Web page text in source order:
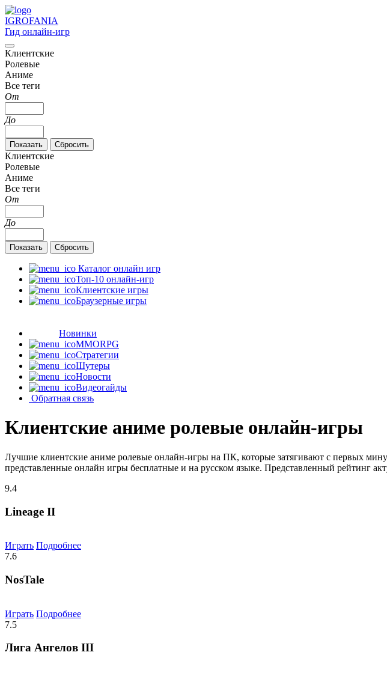
IGROFANIA
Гид онлайн-игр
Клиентские
Ролевые
Аниме
Все теги
От
До
Клиентские
Ролевые
Аниме
Все теги
От
До
Каталог онлайн игр
Топ-10 онлайн-игр
Клиентские игры
Браузерные игры
Новинки
MMORPG
Стратегии
Шутеры
Новости
Видеогайды
Обратная связь
Клиентские аниме ролевые онлайн-игры
Лучшие клиентские аниме ролевые онлайн-игры на ПК, которые затягивают с первых
представленные онлайн игры бесплатные и на русском языке. Представленный рейтинг
9.4
Lineage II
Играть Подробнее
7.6
NosTale
Играть Подробнее
7.5
Лига Ангелов III